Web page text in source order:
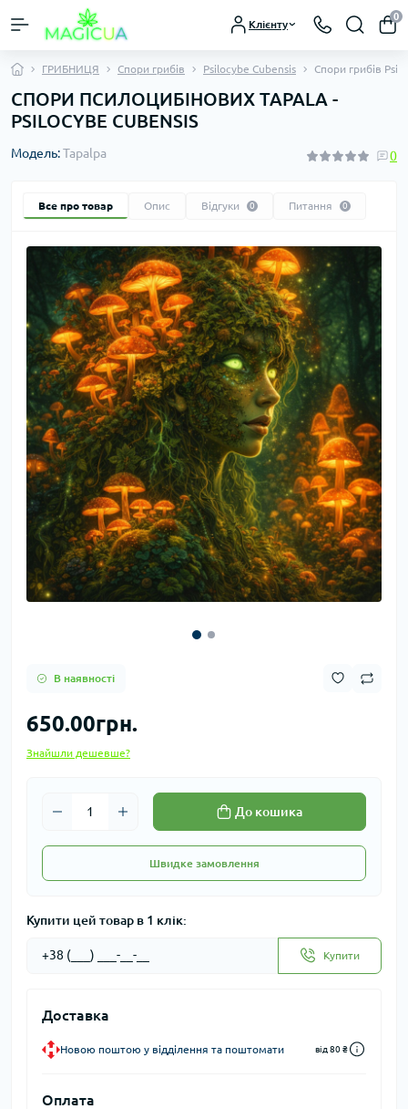
Клієнту
0
ГРИБНИЦЯ Спори грибів Psilocybe Cubensis Спори грибів
СПОРИ ПСИЛОЦИБІНОВИХ TAPALA -
PSILOCYBE СUBENSIS
Модель:Tapalpa 0
Все про товар Опис Відгуки 0 Питання 0
В наявності
650.00грн.
Знайшли дешевше?
До кошика
Швидке замовлення
Купити цей товар в 1 клік:
Купити
Доставка
Новою поштою у відділення та поштомати від 80 ₴
Оплата